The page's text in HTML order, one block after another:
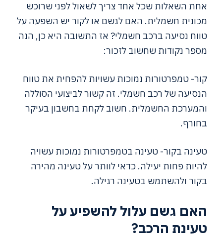
אחת השאלות שכל אחד צריך לשאול לפני שרוכש
מכונית חשמלית. האם לגשם או לקור יש השפעה על
טווח נסיעה ברכב חשמלי? אז התשובה היא כן, הנה
מספר נקודות שחשוב לזכור:
קור- טמפרטורות נמוכות עשויות להפחית את טווח
הנסיעה של רכב חשמלי. זה קשור לביצועי הסוללה
והמערכת החשמלית. חשוב לקחת בחשבון בעיקר
בחורף.
טעינה בקור- טעינה בטמפרטורות נמוכות עשויה
להיות פחות יעילה. כדאי לוותר על טעינה מהירה
בקור ולהשתמש בטעינה רגילה.
האם גשם עלול להשפיע על
טעינת הרכב?